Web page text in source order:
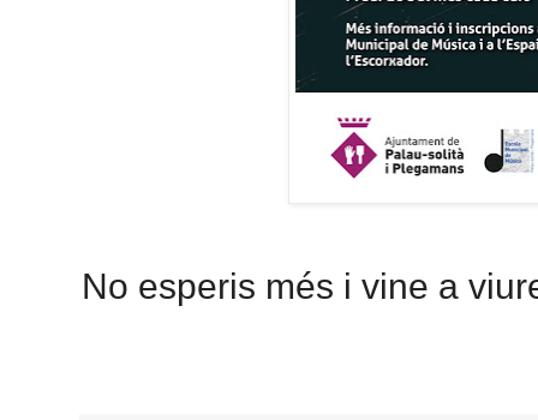
No esperis més i vine a